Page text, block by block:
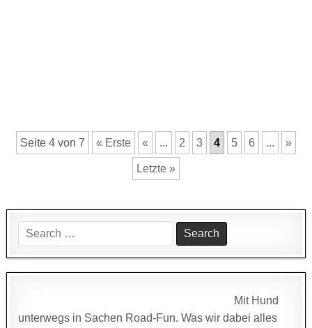
Seite 4 von 7 « Erste « ... 2 3 4 5 6 ... »
Letzte »
Search
for:
Mit Hund
unterwegs in Sachen Road-Fun. Was wir dabei alles